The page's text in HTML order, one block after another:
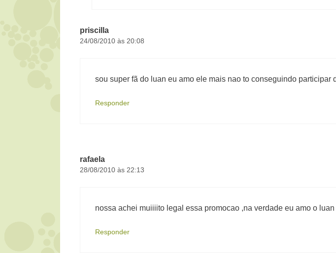
priscilla
24/08/2010 às 20:08
sou super fã do luan eu amo ele mais nao to conseguindo participar
Responder
rafaela
28/08/2010 às 22:13
nossa achei muiiiito legal essa promocao ,na verdade eu amo o luan
Responder